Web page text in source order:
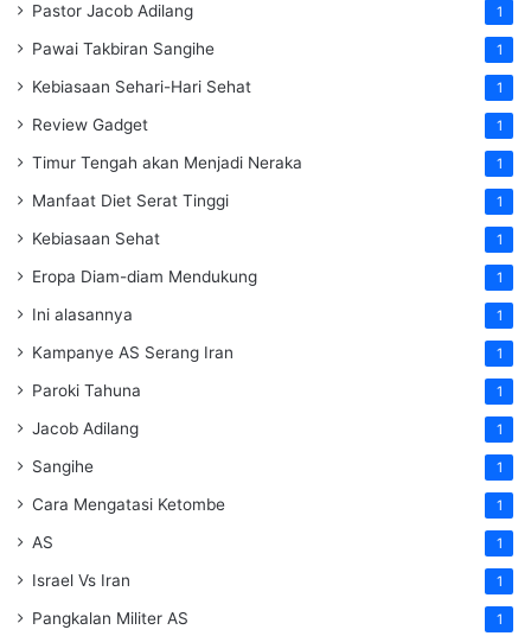
Pastor Jacob Adilang 1
Pawai Takbiran Sangihe 1
Kebiasaan Sehari-Hari Sehat 1
Review Gadget 1
Timur Tengah akan Menjadi Neraka 1
Manfaat Diet Serat Tinggi 1
Kebiasaan Sehat 1
Eropa Diam-diam Mendukung 1
Ini alasannya 1
Kampanye AS Serang Iran 1
Paroki Tahuna 1
Jacob Adilang 1
Sangihe 1
Cara Mengatasi Ketombe 1
AS 1
Israel Vs Iran 1
Pangkalan Militer AS 1